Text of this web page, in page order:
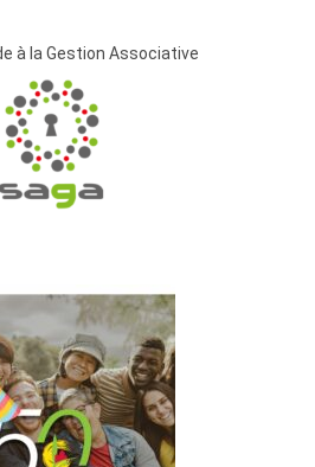
à la Gestion Associative